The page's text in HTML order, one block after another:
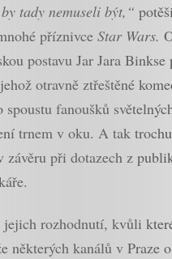
tady nemuseli být,“
příznivce Star Wars.
postavu Jar Jara Binkse
otravně ztřeštěné
fanoušků
trnem v oku. A tak
závěru při dotazech z
jejich rozhodnutí, kvůli
některých kanálů v Praze